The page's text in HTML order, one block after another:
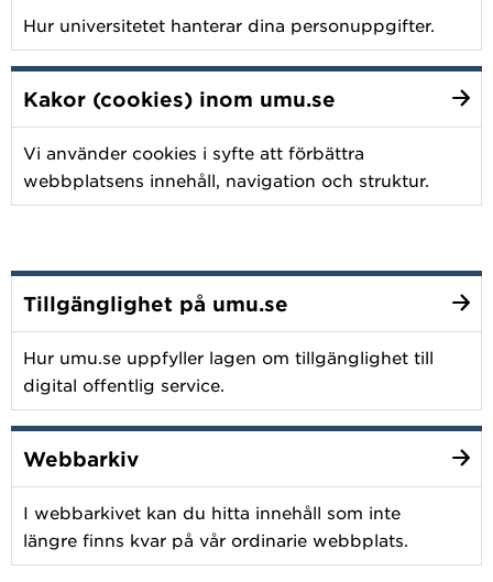
Hur universitetet hanterar dina personuppgifter.
Kakor (cookies) inom umu.se
Vi använder cookies i syfte att förbättra
webbplatsens innehåll, navigation och struktur.
Tillgänglighet på umu.se
Hur umu.se uppfyller lagen om tillgänglighet till
digital offentlig service.
Webbarkiv
I webbarkivet kan du hitta innehåll som inte
längre finns kvar på vår ordinarie webbplats.